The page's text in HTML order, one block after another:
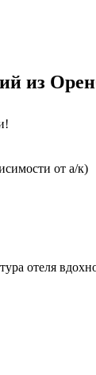
из
от а/к)
отеля